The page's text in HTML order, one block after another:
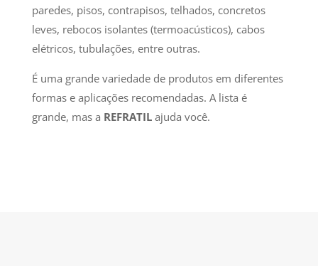
paredes, pisos, contrapisos, telhados, concretos
leves, rebocos isolantes (termoacústicos), cabos
elétricos, tubulações, entre outras.
É uma grande variedade de produtos em diferentes
formas e aplicações recomendadas. A lista é
grande, mas a REFRATILajuda você.